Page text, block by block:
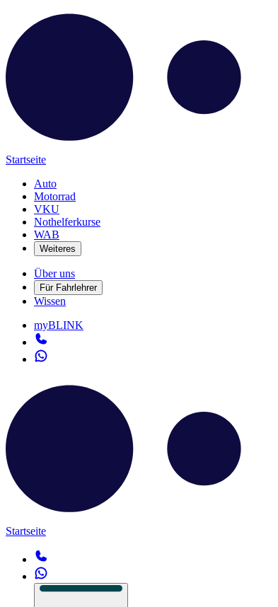
Startseite
Auto
Motorrad
VKU
Nothelferkurse
WAB
Weiteres
Über uns
Für Fahrlehrer
Wissen
myBLINK
Startseite